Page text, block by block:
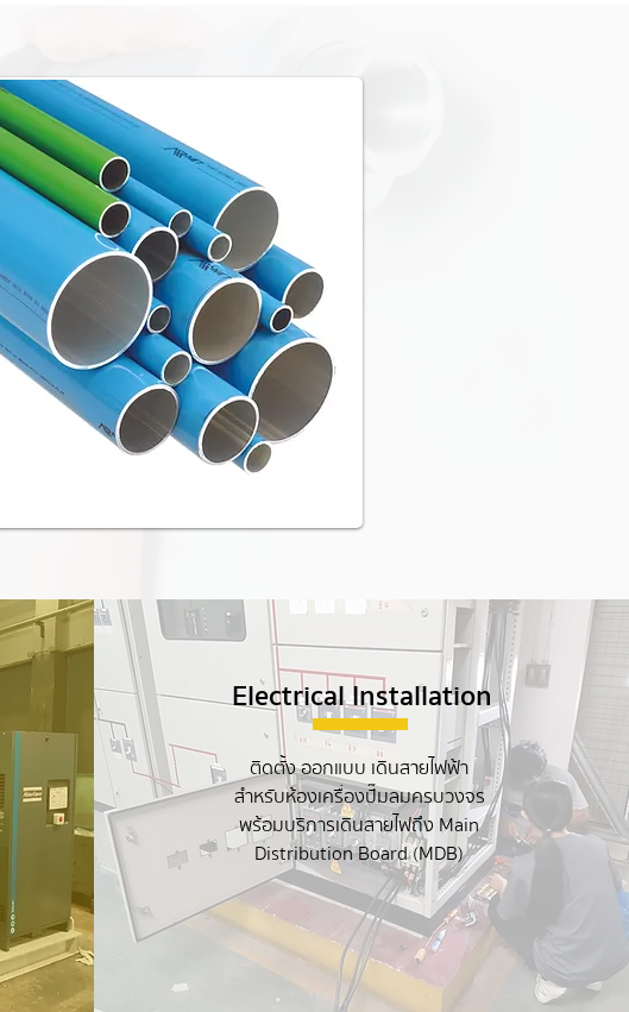
Electrical Installation
ติดตั้ง ออกแบบ เดินสายไฟฟ้า
สำหรับห้องเครื่องปั๊มลมครบวงจร
พร้อมบริการเดินสายไฟถึง Main
Distribution Board (MDB)